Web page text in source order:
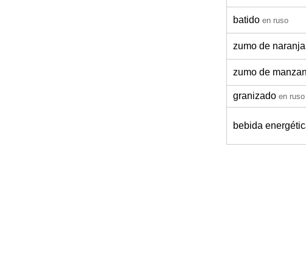
batido en ruso
zumo de naranja
zumo de
granizado en ruso
bebida